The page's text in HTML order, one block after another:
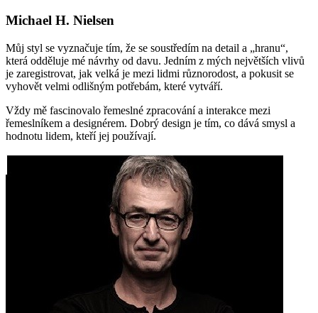
Michael H. Nielsen
Můj styl se vyznačuje tím, že se soustředím na detail a „hranu“,
která odděluje mé návrhy od davu. Jedním z mých největších vlivů
je zaregistrovat, jak velká je mezi lidmi různorodost, a pokusit se
vyhovět velmi odlišným potřebám, které vytváří.
Vždy mě fascinovalo řemeslné zpracování a interakce mezi
řemeslníkem a designérem. Dobrý design je tím, co dává smysl a
hodnotu lidem, kteří jej používají.